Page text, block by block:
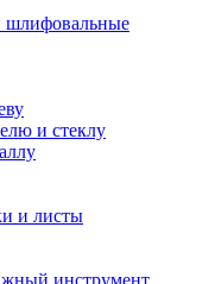
шлифовальные
и стеклу
и листы
инструмент